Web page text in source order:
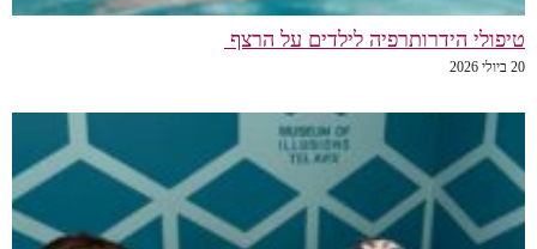
טיפולי הידרותרפיה לילדים על הרצף
20 ביולי 2026